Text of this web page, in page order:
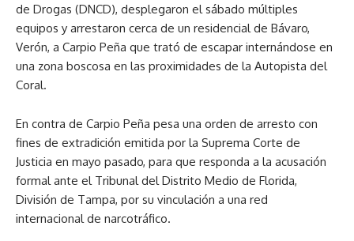
de Drogas (DNCD), desplegaron el sábado múltiples
equipos y arrestaron cerca de un residencial de Bávaro,
Verón, a Carpio Peña que trató de escapar internándose en
una zona boscosa en las proximidades de la Autopista del
Coral.
En contra de Carpio Peña pesa una orden de arresto con
fines de extradición emitida por la Suprema Corte de
Justicia en mayo pasado, para que responda a la acusación
formal ante el Tribunal del Distrito Medio de Florida,
División de Tampa, por su vinculación a una red
internacional de narcotráfico.